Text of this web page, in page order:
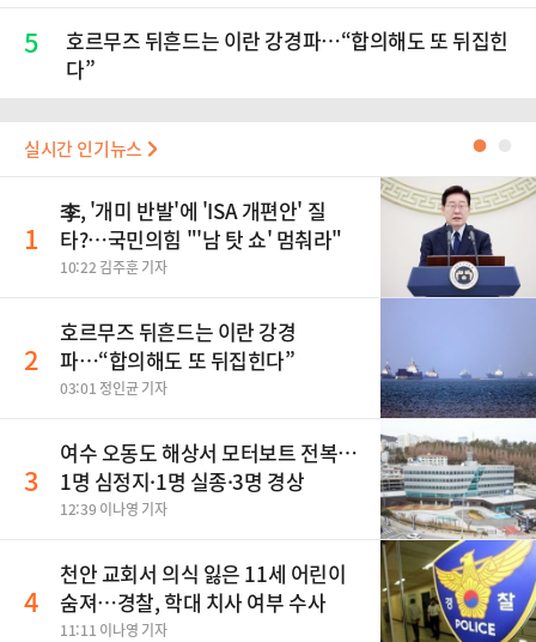
5
호르무즈 뒤흔드는 이란 강경파…“합의해도 또 뒤집힌
다”
실시간 인기뉴스 ●
1
李, '개미 반발'에 'ISA 개편안' 질
타?…국민의힘 "'남 탓 쇼' 멈춰라"
10:22 김주훈 기자
2
호르무즈 뒤흔드는 이란 강경
파…“합의해도 또 뒤집힌다”
03:01 정인균 기자
3
여수 오동도 해상서 모터보트 전복…
1명 심정지·1명 실종·3명 경상
12:39 이나영 기자
4
천안 교회서 의식 잃은 11세 어린이
숨져…경찰, 학대 치사 여부 수사
11:11 이나영 기자